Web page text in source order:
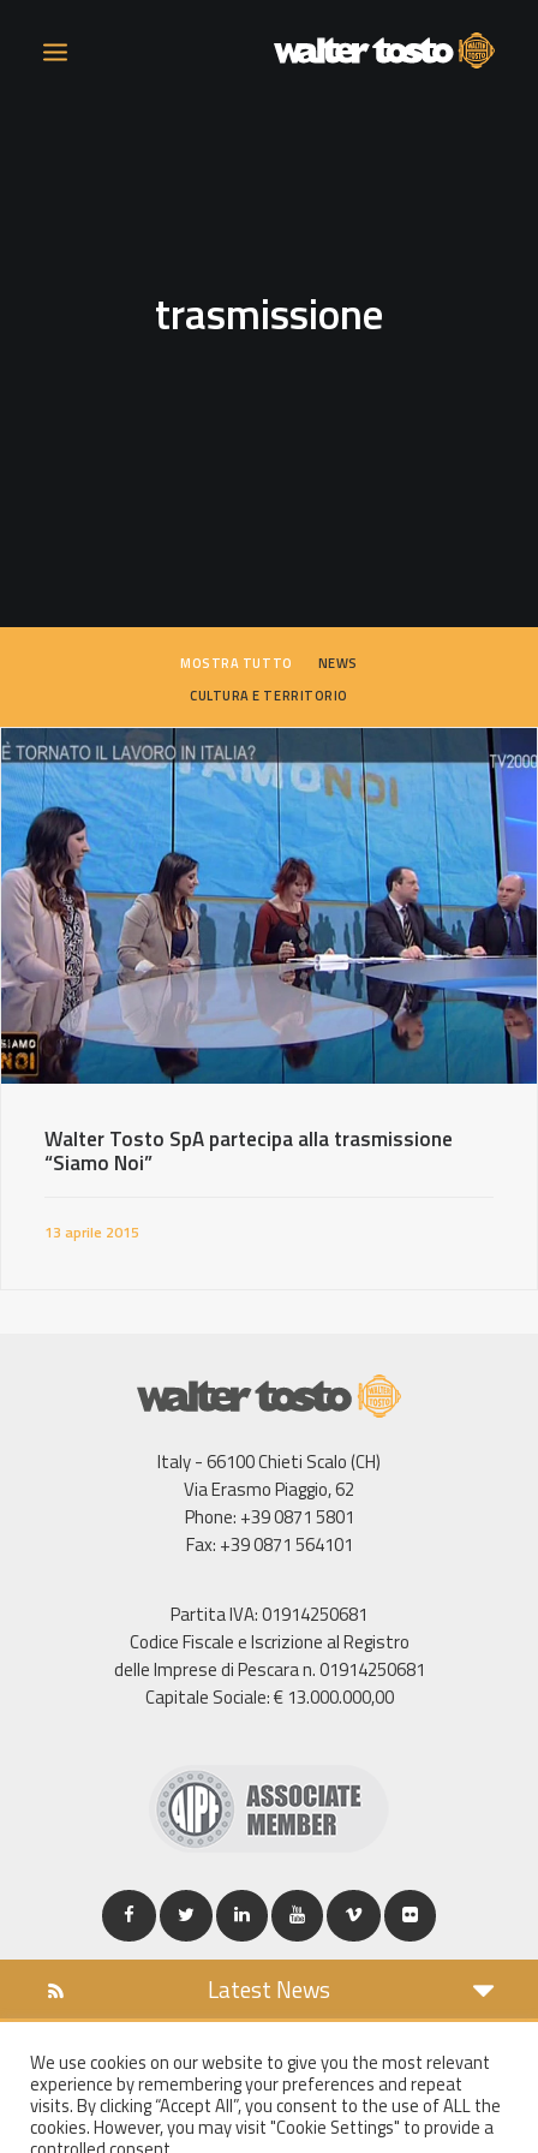
ATTIVITÀtrasmissione
MOSTRA TUTTO
NEWS
CULTURA E TERRITORIO
Walter Tosto SpA partecipa alla trasmissione
“Siamo Noi”
13 aprile 2015
Italy - 66100 Chieti Scalo (CH)
Via Erasmo Piaggio, 62
Phone: +39 0871 5801
Fax: +39 0871 564101
Partita IVA: 01914250681
Codice Fiscale e Iscrizione al Registro
delle Imprese di Pescara n. 01914250681
Capitale Sociale: € 13.000.000,00
Latest News
COOKIES POLICY
PRIVACY POLICY
WT MAIL
We use cookies on our website to give you the most relevant
experience by remembering your preferences and repeat
visits. By clicking “Accept All”, you consent to the use of ALL the
cookies. However, you may visit "Cookie Settings" to provide a